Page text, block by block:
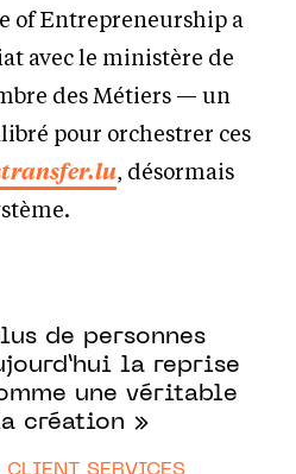
of Entrepreneurship a
avec le ministère de
des Métiers — un
pour orchestrer ces
, désormais
de personnes
la reprise
une véritable
création »